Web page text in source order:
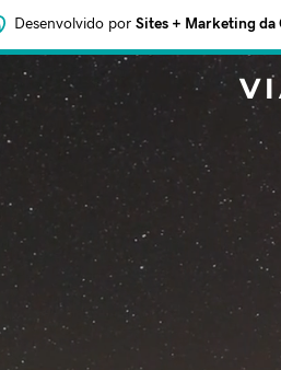
Desenvolvido por Sites + Marketing da